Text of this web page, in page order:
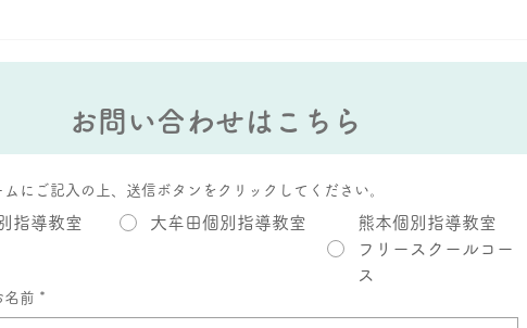
る？
能力とは
お問い合わせはこちら
にご記入の上、送信ボタンをクリックしてください。
指導教室 大牟田個別指導教室
熊本個別指導教室
フリースクールコー
ス
名前 *